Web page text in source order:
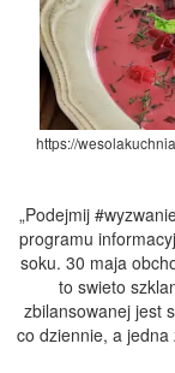
https://
„Podejmij
programu
soku. 30 maja
to swieto
zbilansowanej jest
co dziennie, a